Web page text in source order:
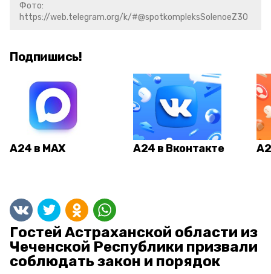
Фото:
https://web.telegram.org/k/#@spotkompleksSolenoeZ30
Подпишись!
А24 в MAX А24 в Вконтакте
Гостей Астраханской области из
Чеченской Республики призвали
соблюдать закон и порядок